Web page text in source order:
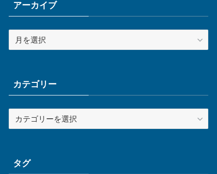
アーカイブ
ー
ブカテゴリー
テ
ータグ